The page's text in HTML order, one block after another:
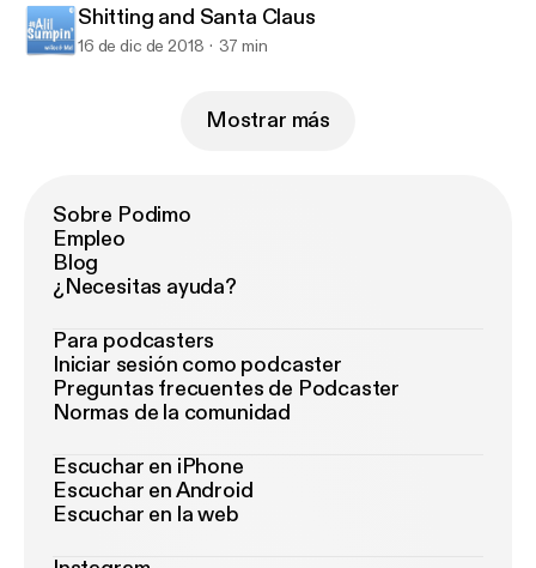
Shitting and Santa Claus
16 de dic de 2018 37 min
Mostrar más
Sobre Podimo
Empleo
Blog
¿Necesitas ayuda?
Para podcasters
Iniciar sesión como podcaster
Preguntas frecuentes de Podcaster
Normas de la comunidad
Escuchar en iPhone
Escuchar en Android
Escuchar en la web